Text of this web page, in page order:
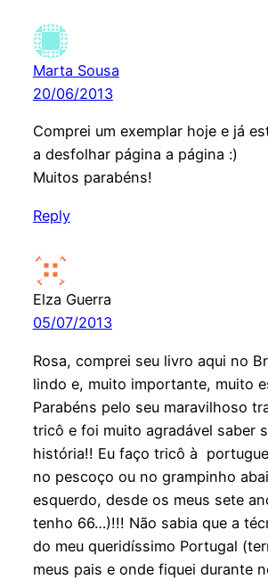
Marta Sousa
20/06/2013
Comprei um exemplar hoje e já
a desfolhar página a página :)
Muitos parabéns!
Reply
Elza Guerra
05/07/2013
Rosa, comprei seu livro aqui no
lindo e, muito importante, muito
Parabéns pelo seu maravilhoso
tricô e foi muito agradável saber
história!! Eu faço tricô à
no pescoço ou no grampinho
esquerdo, desde os meus sete
tenho 66…)!!! Não sabia que a
do meu queridíssimo Portugal
meus pais e onde fiquei durante